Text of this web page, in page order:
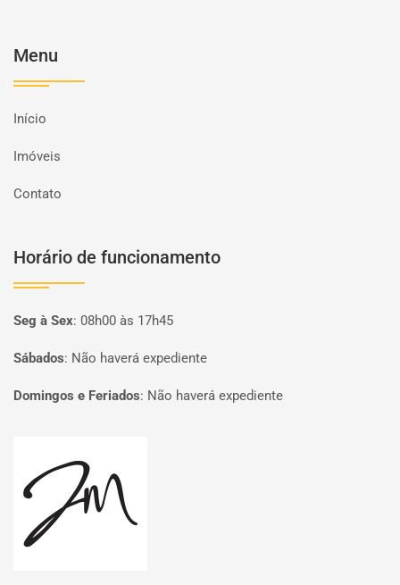
Menu
Início
Imóveis
Contato
Horário de funcionamento
Seg à Sex: 08h00 às 17h45
Sábados: Não haverá expediente
Domingos e Feriados: Não haverá expediente